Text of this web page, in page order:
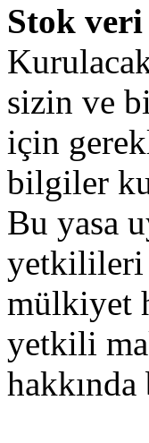
Stok veri
sizin ve
için
bilgiler
Bu yasa
yetkilileri
mülkiyet
yetkili
hakkında